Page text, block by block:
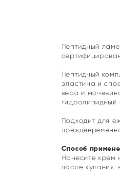
Пептидный
Пептидный
эластина и
вера и
гидролипидный
Подходит для
Способ
Нанесите крем
после купания,